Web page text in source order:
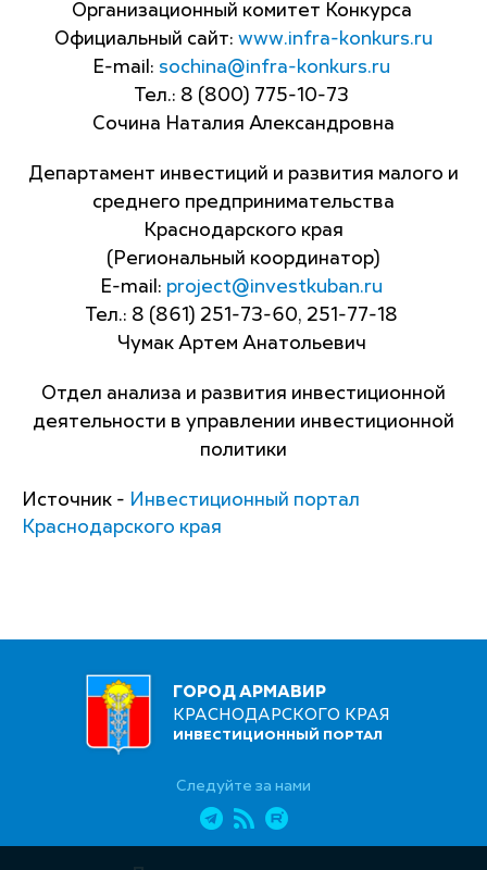
Организационный комитет Конкурса
Официальный сайт: www.infra-konkurs.ru
E-mail: sochina@infra-konkurs.ru
Тел.: 8 (800) 775-10-73
Сочина Наталия Александровна
Департамент инвестиций и развития малого и
среднего предпринимательства
Краснодарского края
(Региональный координатор)
E-mail: project@investkuban.ru
Тел.: 8 (861) 251-73-60, 251-77-18
Чумак Артем Анатольевич
Отдел анализа и развития инвестиционной
деятельности в управлении инвестиционной
политики
Источник - Инвестиционный портал
Краснодарского края
ГОРОД АРМАВИР
КРАСНОДАРСКОГО КРАЯ
ИНВЕСТИЦИОННЫЙ ПОРТАЛ
Следуйте за нами